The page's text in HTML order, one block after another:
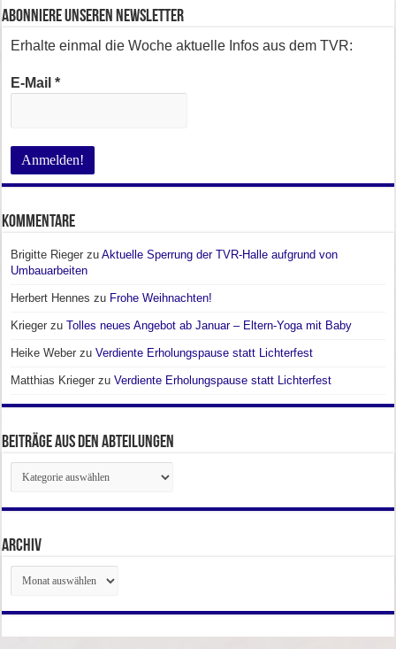
Abonniere unseren Newsletter
Erhalte einmal die Woche aktuelle Infos aus dem TVR:
E-Mail*
Kommentare
Brigitte Rieger zuAktuelle Sperrung der TVR-Halle aufgrund von
Umbauarbeiten
Herbert Hennes zu Frohe Weihnachten!
Krieger zuTolles neues Angebot ab Januar – Eltern-Yoga mit Baby
Heike Weber zuVerdiente Erholungspause statt Lichterfest
Matthias Krieger zuVerdiente Erholungspause statt Lichterfest
Beiträge aus den Abteilungen
Beiträge
aus
den
Abteilungen
Archiv
Archiv